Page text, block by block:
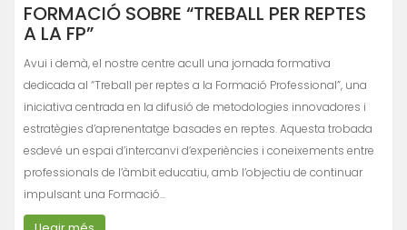
FORMACIÓ SOBRE “TREBALL PER REPTES
A LA FP”
Avui i demà, el nostre centre acull una jornada formativa
dedicada al “Treball per reptes a la Formació Professional”, una
iniciativa centrada en la difusió de metodologies innovadores i
estratègies d’aprenentatge basades en reptes. Aquesta trobada
esdevé un espai d’intercanvi d’experiències i coneixements entre
professionals de l’àmbit educatiu, amb l’objectiu de continuar
impulsant una Formació…